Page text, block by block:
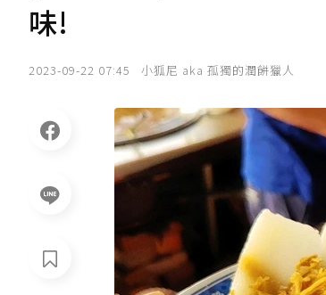
味!
2023-09-22 07:45 小狐尼 aka 孤獨的潤餅獵人